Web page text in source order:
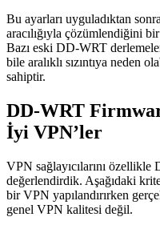
Bu ayarları uyguladıktan
aracılığıyla çözümlendiğini
Bazı eski DD-WRT
bile aralıklı sızıntıya neden
sahiptir.
DD-WRT
İyi VPN’ler
VPN sağlayıcılarını
değerlendirdik. Aşağıdaki
bir VPN yapılandırırken
genel VPN kalitesi değil.